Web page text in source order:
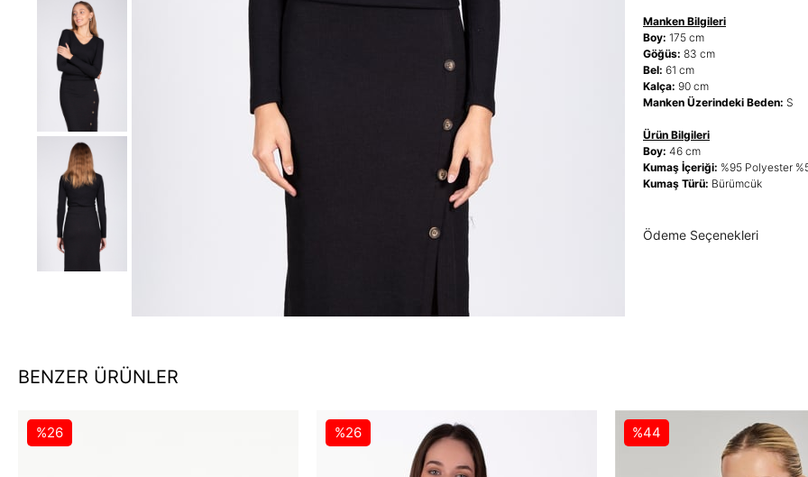
Manken Bilgileri
Boy: 175 cm
Göğüs: 83 cm
Bel: 61 cm
Kalça: 90 cm
Manken Üzerindeki Beden: S
Ürün Bilgileri
Boy: 46 cm
Kumaş İçeriği: %95 Polyester
Kumaş Türü: Bürümcük
Ödeme Seçenekleri
BENZER ÜRÜNLER
%26 %26 %44